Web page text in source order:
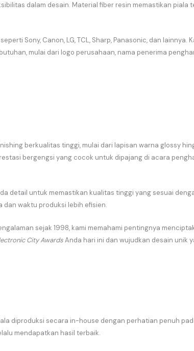
dalam desain. Material fiber resin memastikan
Sony, Canon, LG, TCL, Sharp, Panasonic, dan
mulai dari logo perusahaan, nama penerima
berkualitas tinggi, mulai dari lapisan warna glossy
bergengsi yang cocok untuk dipajang di acara
detail untuk memastikan kualitas tinggi yang sesuai
waktu produksi lebih efisien.
sejak 1998, kami memahami pentingnya
City AwardsAnda hari ini dan wujudkan desain unik
diproduksi secara in-house dengan perhatian penuh
mendapatkan hasil terbaik.